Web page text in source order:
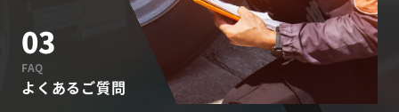
03
FAQ
よくあるご質問